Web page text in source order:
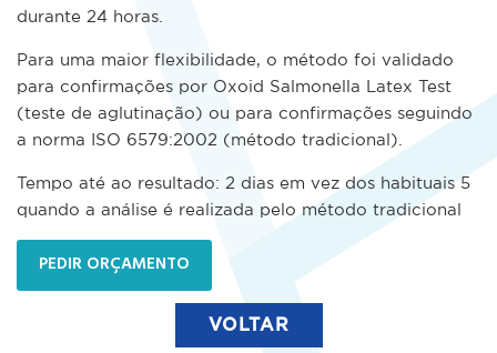
durante 24 horas.
Para uma maior flexibilidade, o método foi validado
para confirmações por Oxoid Salmonella Latex Test
(teste de aglutinação) ou para confirmações seguindo
a norma ISO 6579:2002 (método tradicional).
Tempo até ao resultado: 2 dias em vez dos habituais 5
quando a análise é realizada pelo método tradicional
PEDIR ORÇAMENTO
VOLTAR